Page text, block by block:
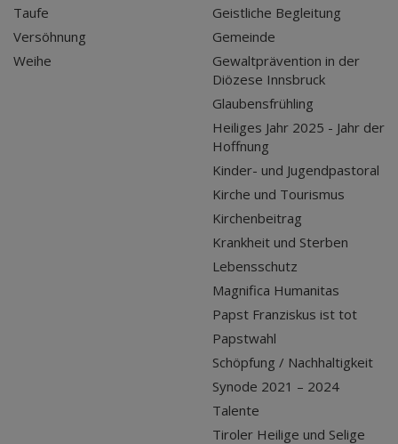
Taufe
Versöhnung
Weihe
Geistliche Begleitung
Gemeinde
Gewaltprävention in der
Diözese Innsbruck
Glaubensfrühling
Heiliges Jahr 2025 - Jahr der
Hoffnung
Kinder- und Jugendpastoral
Kirche und Tourismus
Kirchenbeitrag
Krankheit und Sterben
Lebensschutz
Magnifica Humanitas
Papst Franziskus ist tot
Papstwahl
Schöpfung / Nachhaltigkeit
Synode 2021 – 2024
Talente
Tiroler Heilige und Selige